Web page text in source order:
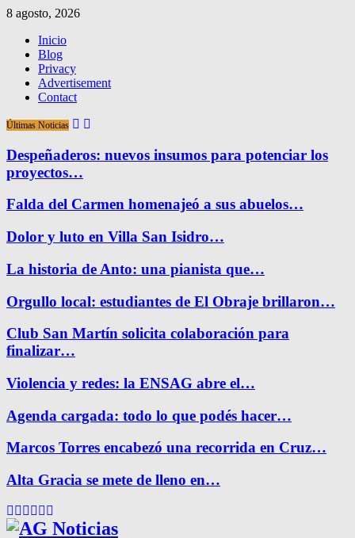
8 agosto, 2026
Inicio
Blog
Privacy
Advertisement
Contact
Últimas Noticias
Despeñaderos: nuevos insumos para potenciar los
proyectos…
Falda del Carmen homenajeó a sus abuelos…
Dolor y luto en Villa San Isidro…
La historia de Anto: una pianista que…
Orgullo local: estudiantes de El Obraje brillaron…
Club San Martín solicita colaboración para
finalizar…
Violencia y redes: la ENSAG abre el…
Agenda cargada: todo lo que podés hacer…
Marcos Torres encabezó una recorrida en Cruz…
Alta Gracia se mete de lleno en…
Facebook
Twitter
Instagram
Pinterest
Google